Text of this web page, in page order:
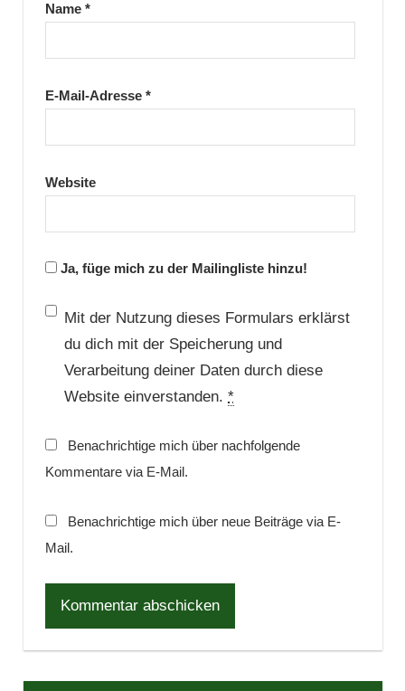
Name *
E-Mail-Adresse *
Website
Ja, füge mich zu der Mailingliste hinzu!
Mit der Nutzung dieses Formulars erklärst
du dich mit der Speicherung und
Verarbeitung deiner Daten durch diese
Website einverstanden. *
Benachrichtige mich über nachfolgende
Kommentare via E-Mail.
Benachrichtige mich über neue Beiträge via E-
Mail.